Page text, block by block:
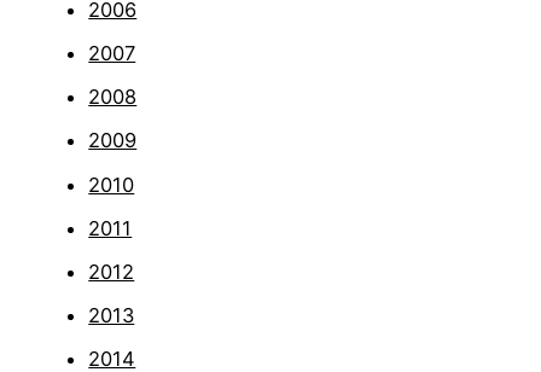
2006
2007
2008
2009
2010
2011
2012
2013
2014